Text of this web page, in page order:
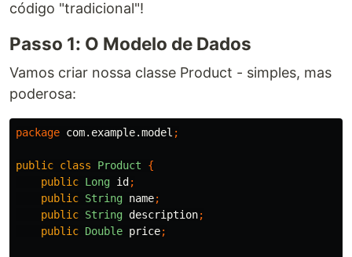
código "tradicional"!
Passo 1: O Modelo de Dados
Vamos criar nossa classe Product - simples, mas
poderosa:
package com.example.model ;
public class Product
{
public Long id ;
public String name;
public String description;
public Double price;